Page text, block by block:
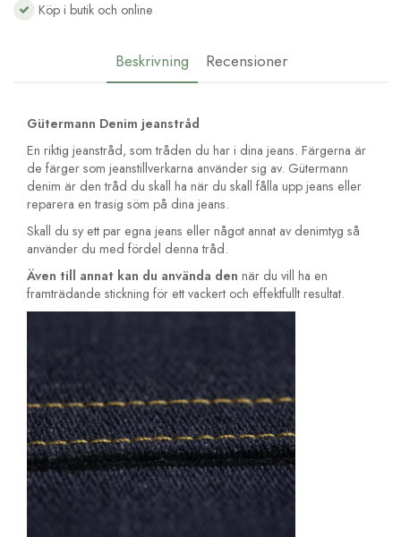
Köp i butik och online
Beskrivning Recensioner
Gütermann Denim jeanstråd
En riktig jeanstråd, som tråden du har i dina jeans. Färgerna är
de färger som jeanstillverkarna använder sig av. Gütermann
denim är den tråd du skall ha när du skall fålla upp jeans eller
reparera en trasig söm på dina jeans.
Skall du sy ett par egna jeans eller något annat av denimtyg så
använder du med fördel denna tråd.
Även till annat kan du använda den när du vill ha en
framträdande stickning för ett vackert och effektfullt resultat.